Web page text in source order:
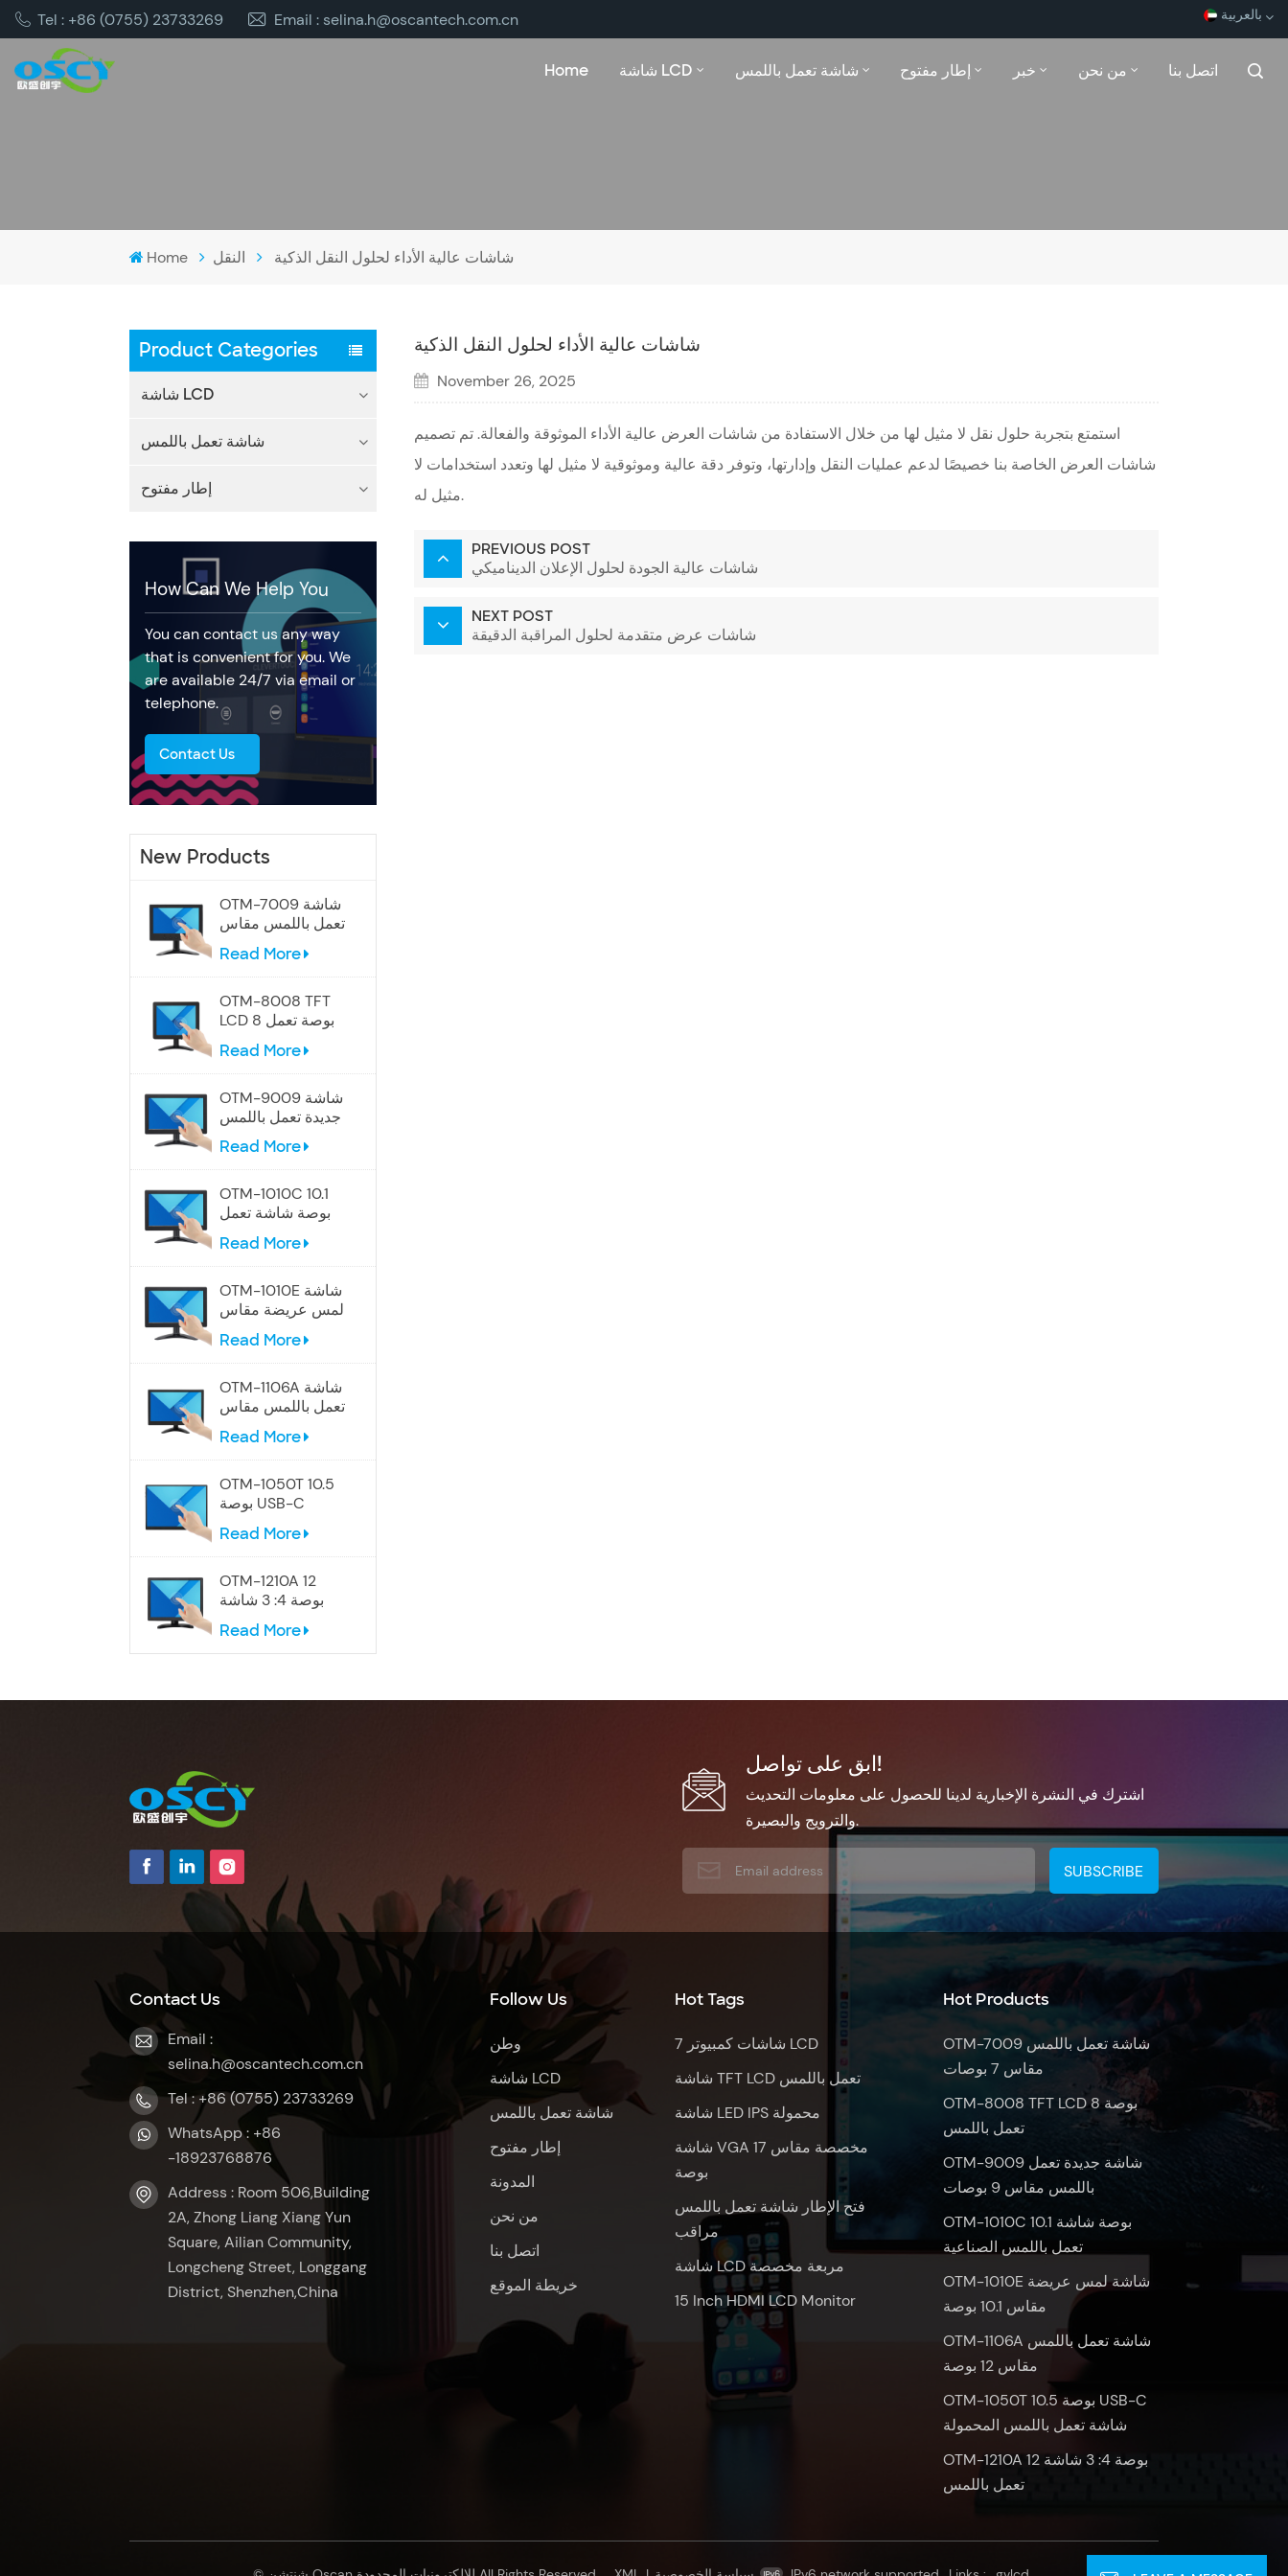
Tel : +86 (0755) 23733269 Email : selina.h@oscantech.com.cn بالعربية
بالعربية
Home شاشة LCD شاشة تعمل باللمس إطار مفتوح خبر من نحن اتصل بنا
Home النقل شاشات عالية الأداء لحلول النقل الذكية
Product Categories
شاشة LCD
شاشة تعمل باللمس
إطار مفتوح
How Can We Help You
You can contact us any way
that is convenient for you. We
are available 24/7 via email or
telephone.
Contact Us
New Products
OTM-7009 شاشة
تعمل باللمس مقاس
Read More
OTM-8008 TFT
LCD 8 بوصة تعمل
باللمس
Read More
OTM-9009 شاشة
جديدة تعمل باللمس
Read More
OTM-1010C 10.1
بوصة شاشة تعمل
باللمس الصناعية
Read More
OTM-1010E شاشة
لمس عريضة مقاس
10.1 بوصة
Read More
OTM-1106A شاشة
تعمل باللمس مقاس
12 بوصة
Read More
OTM-1050T 10.5
بوصة USB-C
شاشة تعمل باللمس
المحمولة
Read More
OTM-1210A 12
بوصة 4: 3 شاشة
تعمل باللمس
Read More
شاشات عالية الأداء لحلول النقل الذكية
November 26, 2025
استمتع بتجربة حلول نقل لا مثيل لها من خلال الاستفادة من شاشات العرض عالية الأداء الموثوقة والفعالة. تم تصميم
شاشات العرض الخاصة بنا خصيصًا لدعم عمليات النقل وإدارتها، وتوفر دقة عالية وموثوقية لا مثيل لها وتعدد استخدامات لا
مثيل له.
PREVIOUS POST
شاشات عالية الجودة لحلول الإعلان الديناميكي
NEXT POST
شاشات عرض متقدمة لحلول المراقبة الدقيقة
ابق على تواصل!
اشترك في النشرة الإخبارية لدينا للحصول على معلومات التحديث
والترويج والبصيرة.
Contact Us
Email :
selina.h@oscantech.com.cn
Tel : +86 (0755) 23733269
WhatsApp : +86
-18923768876
Address : Room 506,Building
2A, Zhong Liang Xiang Yun
Square, Ailian Community,
Longcheng Street, Longgang
District, Shenzhen,China
Follow Us
وطن
شاشة LCD
شاشة تعمل باللمس
إطار مفتوح
المدونة
من نحن
اتصل بنا
خريطة الموقع
Hot Tags
7 شاشات كمبيوتر LCD
شاشة TFT LCD تعمل باللمس
شاشة LED IPS محمولة
شاشة VGA مخصصة مقاس 17
بوصة
فتح الإطار شاشة تعمل باللمس
مراقب
شاشة LCD مربعة مخصصة
15 Inch HDMI LCD Monitor
Hot Products
OTM-7009 شاشة تعمل باللمس
مقاس 7 بوصات
OTM-8008 TFT LCD 8 بوصة
تعمل باللمس
OTM-9009 شاشة جديدة تعمل
باللمس مقاس 9 بوصات
OTM-1010C 10.1 بوصة شاشة
تعمل باللمس الصناعية
OTM-1010E شاشة لمس عريضة
مقاس 10.1 بوصة
OTM-1106A شاشة تعمل باللمس
مقاس 12 بوصة
OTM-1050T 10.5 بوصة USB-C
شاشة تعمل باللمس المحمولة
OTM-1210A 12 بوصة 4: 3 شاشة
تعمل باللمس